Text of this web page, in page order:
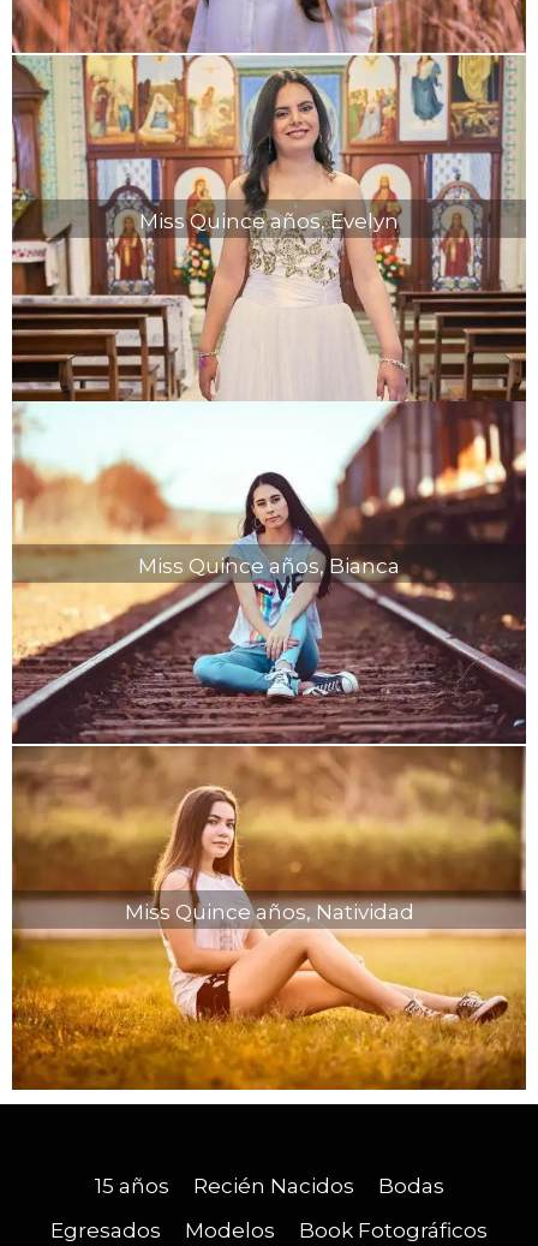
Miss Quince años, Evelyn
Miss Quince años, Bianca
Miss Quince años, Natividad
15 años Recién Nacidos
Bodas
Egresados
Modelos Book Fotográficos